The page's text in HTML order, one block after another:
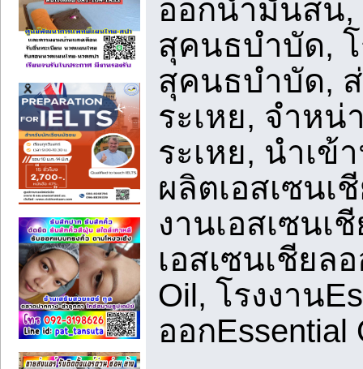
ออกน้ำมันสน
สุคนธบำบัด,
สุคนธบำบัด,
ระเหย, จำห
ระเหย, นำเข้
ผลิตเอสเซนเ
งานเอสเซนเ
เอสเซนเชียล
Oil, โรงงาน
ออกEssential